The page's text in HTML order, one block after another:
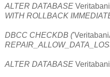
ALTER DATABASE
WITH ROLLBACK
DBCC CHECKDB (
ALTER DATABASE